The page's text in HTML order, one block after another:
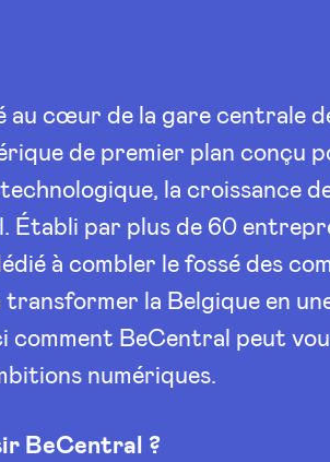
au cœur de la gare centrale
de premier plan conçu
la croissance
Établi par plus de 60
à combler le fossé des
transformer la Belgique en
comment BeCentral peut
numériques.
BeCentral ?